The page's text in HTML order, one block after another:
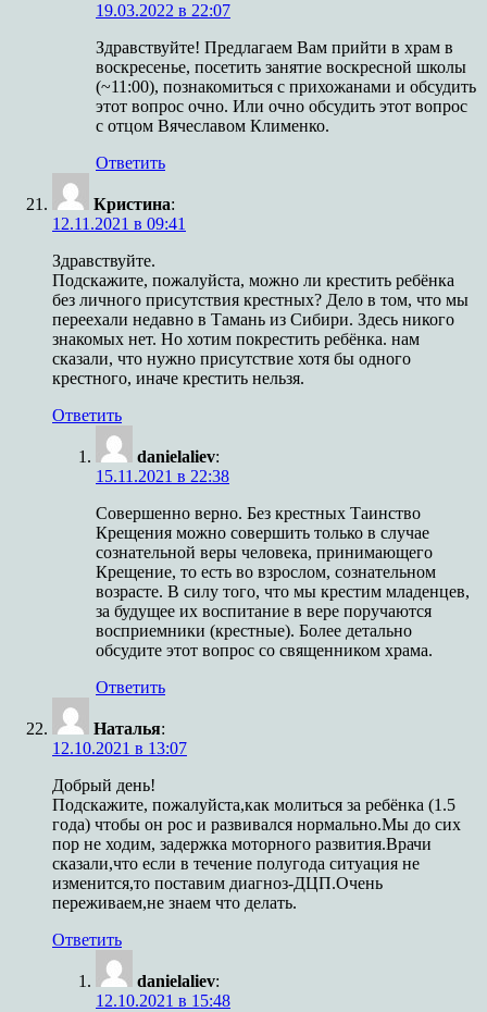
19.03.2022 в 22:07
Здравствуйте! Предлагаем Вам прийти в храм в
воскресенье, посетить занятие воскресной школы
(~11:00), познакомиться с прихожанами и обсудить
этот вопрос очно. Или очно обсудить этот вопрос
с отцом Вячеславом Клименко.
Ответить
Кристина:
12.11.2021 в 09:41
Здравствуйте.
Подскажите, пожалуйста, можно ли крестить ребёнка
без личного присутствия крестных? Дело в том, что мы
переехали недавно в Тамань из Сибири. Здесь никого
знакомых нет. Но хотим покрестить ребёнка. нам
сказали, что нужно присутствие хотя бы одного
крестного, иначе крестить нельзя.
Ответить
danielaliev:
15.11.2021 в 22:38
Совершенно верно. Без крестных Таинство
Крещения можно совершить только в случае
сознательной веры человека, принимающего
Крещение, то есть во взрослом, сознательном
возрасте. В силу того, что мы крестим младенцев,
за будущее их воспитание в вере поручаются
восприемники (крестные). Более детально
обсудите этот вопрос со священником храма.
Ответить
Наталья:
12.10.2021 в 13:07
Добрый день!
Подскажите, пожалуйста,как молиться за ребёнка (1.5
года) чтобы он рос и развивался нормально.Мы до сих
пор не ходим, задержка моторного развития.Врачи
сказали,что если в течение полугода ситуация не
изменится,то поставим диагноз-ДЦП.Очень
переживаем,не знаем что делать.
Ответить
danielaliev:
12.10.2021 в 15:48